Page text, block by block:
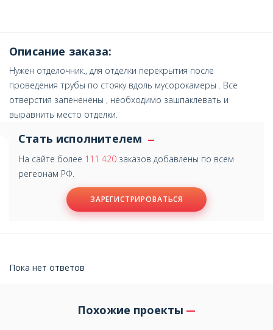
Описание заказа:
Нужен отделочник., для отделки перекрытия после
проведения трубы по стояку вдоль мусорокамеры . Все
отверстия запененены , необходимо зашпаклевать и
выравнить место отделки.
Стать исполнителем
На сайте более 111 420 заказов добавлены по всем
регеонам РФ.
ЗАРЕГИСТРИРОВАТЬСЯ
Пока нет ответов
Похожие проекты